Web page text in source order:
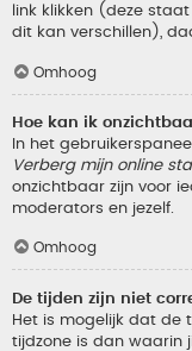
link klikken (deze
dit kan verschillen),
Omhoog
Hoe kan ik
In het
Verberg mijn online
onzichtbaar zijn voor
moderators en jezelf.
Omhoog
De tijden zijn niet
Het is mogelijk dat de
tijdzone is dan waarin